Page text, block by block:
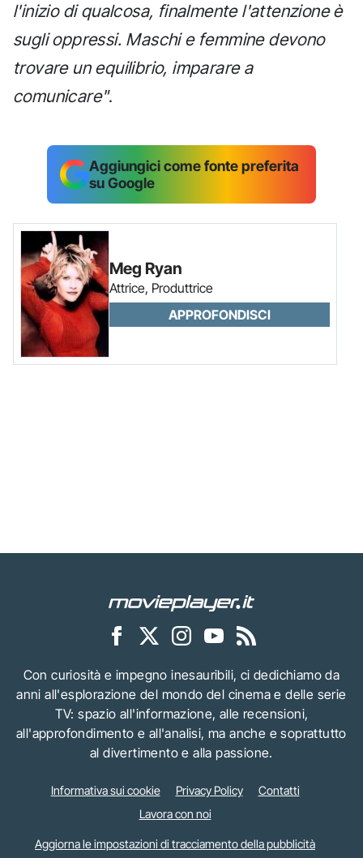
l'inizio di qualcosa, finalmente l'attenzione è
sugli oppressi. Maschi e femmine devono
trovare un equilibrio, imparare a
comunicare".
Aggiungici come fonte preferita
su Google
Meg Ryan
Attrice, Produttrice
APPROFONDISCI
Con curiosità e impegno inesauribili, ci dedichiamo da
anni all'esplorazione del mondo del cinema e delle serie
TV: spazio all'informazione, alle recensioni,
all'approfondimento e all'analisi, ma anche e soprattutto
al divertimento e alla passione.
Informativa sui cookie Privacy Policy
Contatti
Lavora con noi
Aggiorna le impostazioni di tracciamento della pubblicità